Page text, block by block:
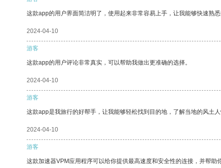
这款app的用户界面简洁明了，使用起来非常容易上手，让我能够快速熟
2024-04-10
游客
这款app的用户评论非常真实，可以帮助我做出更准确的选择。
2024-04-10
游客
这款app是我旅行的好帮手，让我能够轻松找到目的地，了解当地的风土
2024-04-10
游客
这款加速器VPM应用程序可以给你提供最高速度和安全性的连接，并帮助